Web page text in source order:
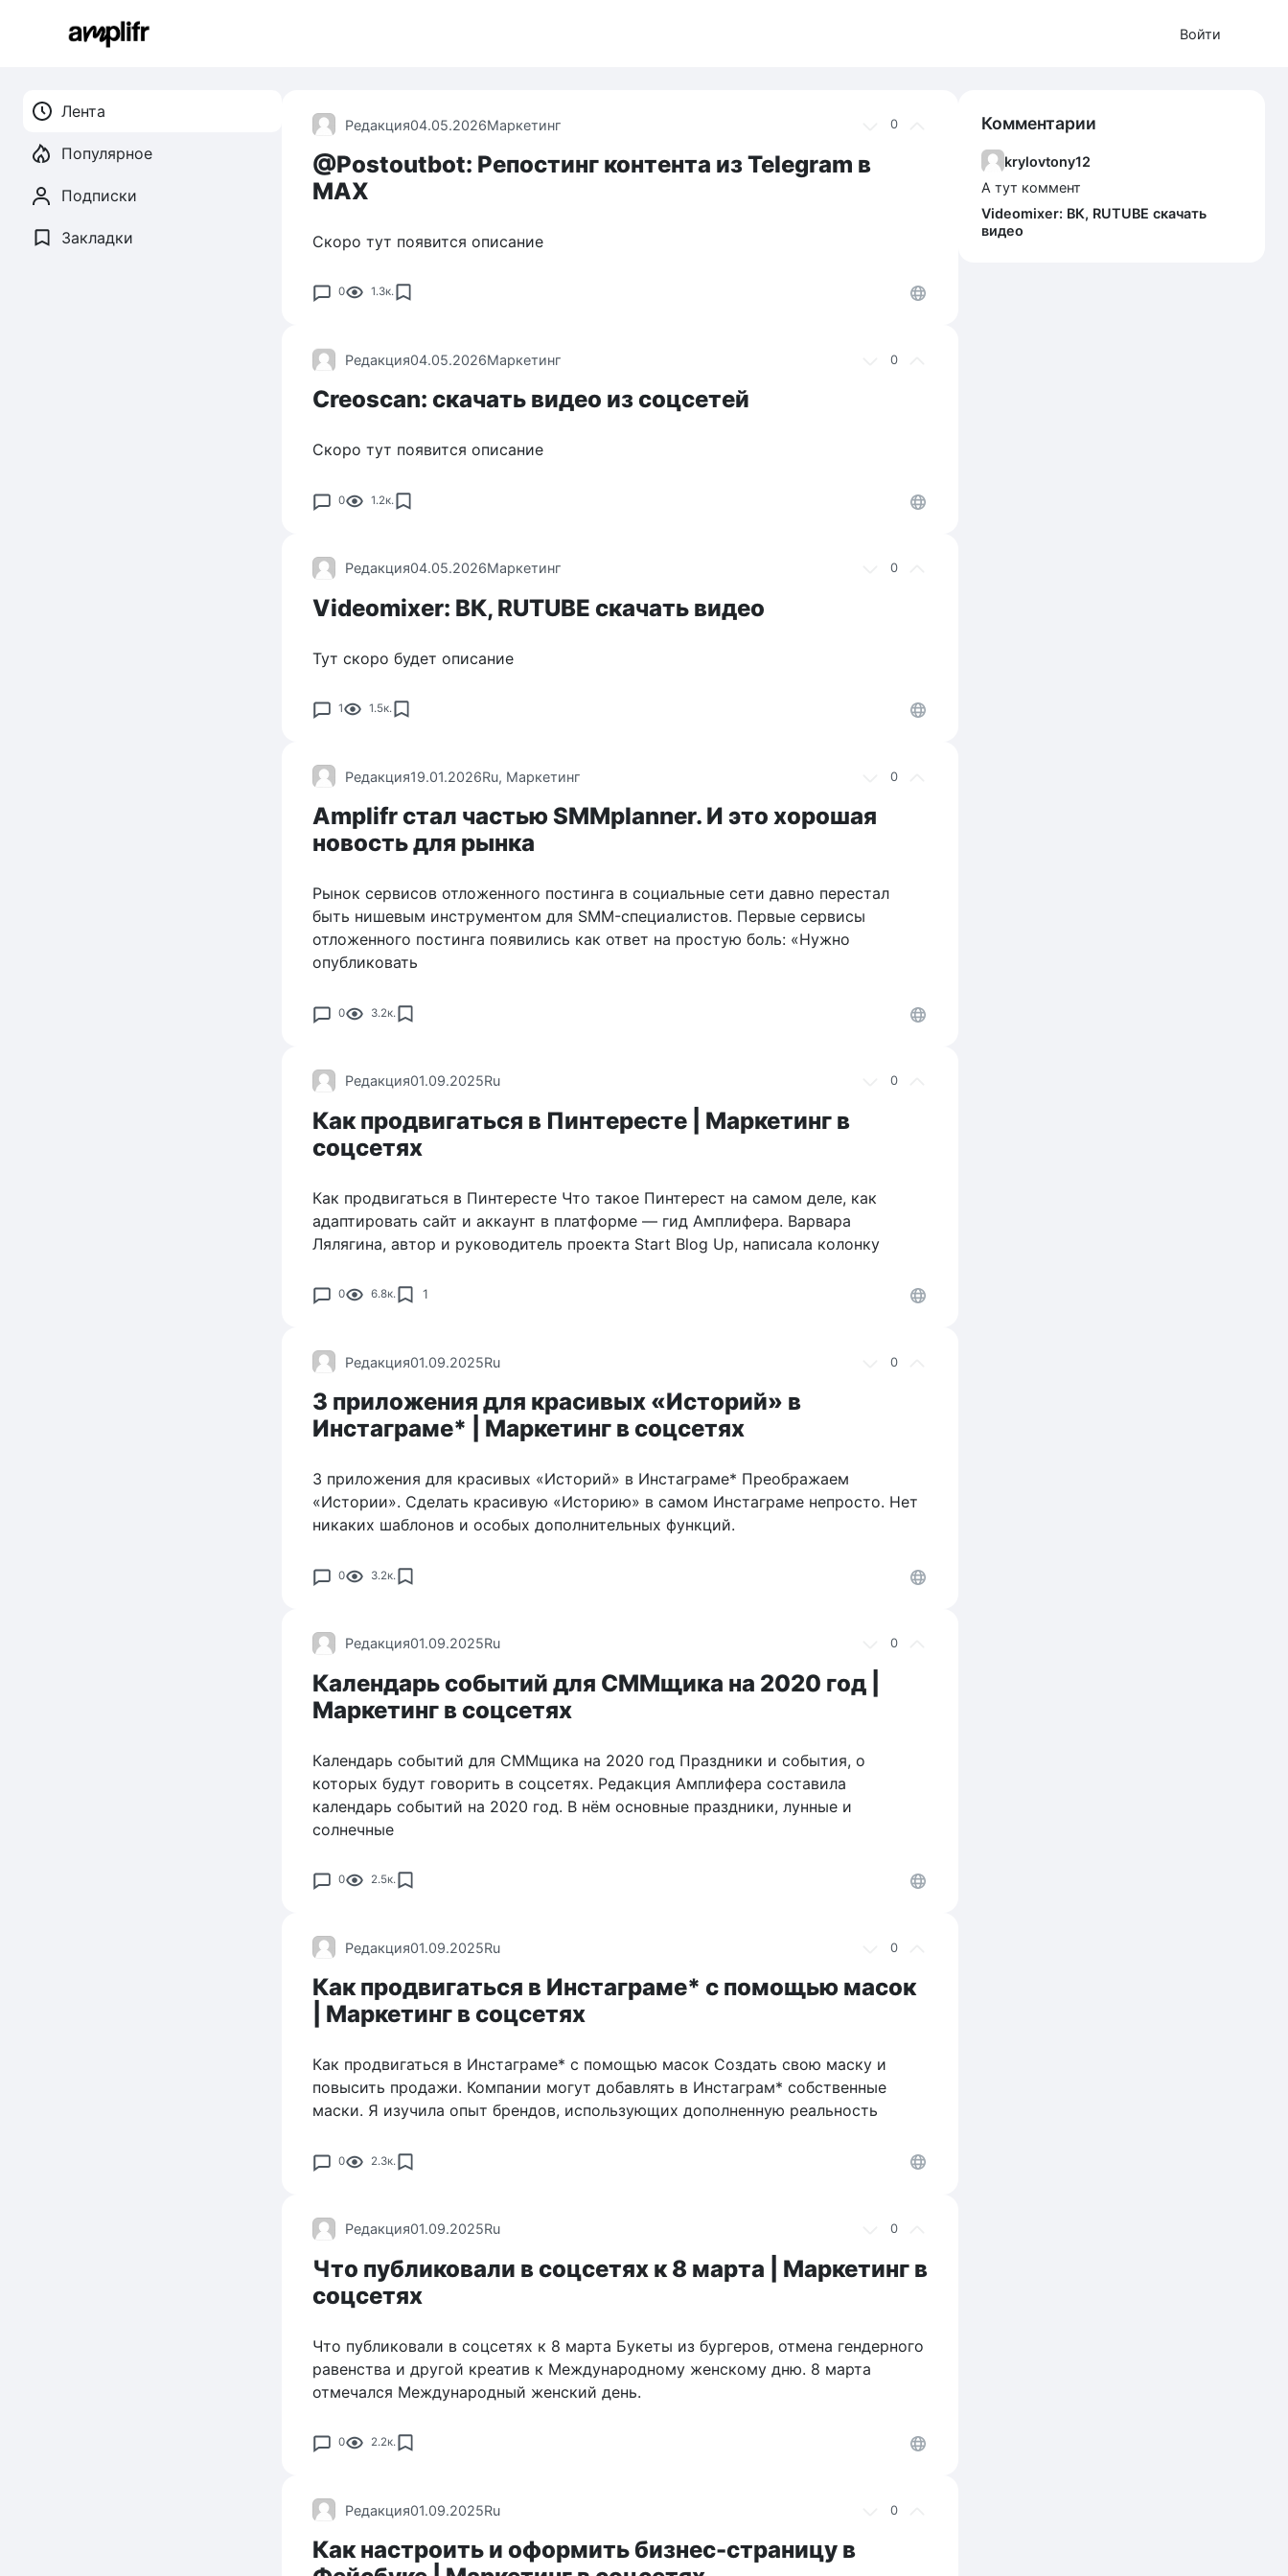
Войти
0
Редакция04.05.2026Маркетинг
@Postoutbot: Репостинг контента из Telegram в
MAX
Скоро тут появится описание
0 1.3к.
0
Редакция04.05.2026Маркетинг
Creoscan: скачать видео из соцсетей
Скоро тут появится описание
0 1.2к.
0
Редакция04.05.2026Маркетинг
Videomixer: ВК, RUTUBE скачать видео
Тут скоро будет описание
1 1.5к.
0
Редакция19.01.2026Ru, Маркетинг
Amplifr стал частью SMMplanner. И это хорошая
новость для рынка
Рынок сервисов отложенного постинга в социальные сети давно перестал
быть нишевым инструментом для SMM-специалистов. Первые сервисы
отложенного постинга появились как ответ на простую боль: «Нужно
опубликовать
0 3.2к.
0
Редакция01.09.2025Ru
Как продвигаться в Пинтересте | Маркетинг в
соцсетях
Как продвигаться в Пинтересте Что такое Пинтерест на самом деле, как
адаптировать сайт и аккаунт в платформе — гид Амплифера. Варвара
Лялягина, автор и руководитель проекта Start Blog Up, написала колонку
0 6.8к. 1
0
Редакция01.09.2025Ru
3 приложения для красивых «Историй» в
Инстаграме* | Маркетинг в соцсетях
3 приложения для красивых «Историй» в Инстаграме* Преображаем
«Истории». Сделать красивую «Историю» в самом Инстаграме непросто. Нет
никаких шаблонов и особых дополнительных функций.
0 3.2к.
0
Редакция01.09.2025Ru
Календарь событий для СММщика на 2020 год |
Маркетинг в соцсетях
Календарь событий для СММщика на 2020 год Праздники и события, о
которых будут говорить в соцсетях. Редакция Амплифера составила
календарь событий на 2020 год. В нём основные праздники, лунные и
солнечные
0 2.5к.
0
Редакция01.09.2025Ru
Как продвигаться в Инстаграме* с помощью масок
| Маркетинг в соцсетях
Как продвигаться в Инстаграме* с помощью масок Создать свою маску и
повысить продажи. Компании могут добавлять в Инстаграм* собственные
маски. Я изучила опыт брендов, использующих дополненную реальность
0 2.3к.
0
Редакция01.09.2025Ru
Что публиковали в соцсетях к 8 марта | Маркетинг в
соцсетях
Что публиковали в соцсетях к 8 марта Букеты из бургеров, отмена гендерного
равенства и другой креатив к Международному женскому дню. 8 марта
отмечался Международный женский день.
0 2.2к.
0
Редакция01.09.2025Ru
Как настроить и оформить бизнес-страницу в
Лента
Популярное
Подписки
Закладки
Комментарии
krylovtony12
А тут коммент
Videomixer: ВК, RUTUBE скачать
видео